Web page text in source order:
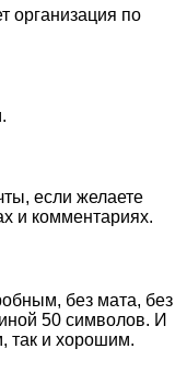
организация по
если желаете
и комментариях.
без мата, без
50 символов. И
так и хорошим.